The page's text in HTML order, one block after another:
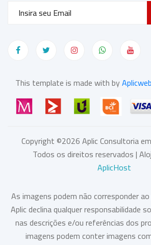
This template is made with byAplicweb
Copyright ©2026Aplic Consultoria
Todos os direitos reservados |
AplicHost
As imagens podem não corresponder
Aplic declina qualquer responsabilidade
nas descrições e/ou referências dos
imagens podem conter imagens